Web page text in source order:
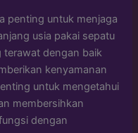
penting untuk menjaga
usia pakai sepatu
terawat dengan baik
kenyamanan
untuk mengetahui
membersihkan
dengan